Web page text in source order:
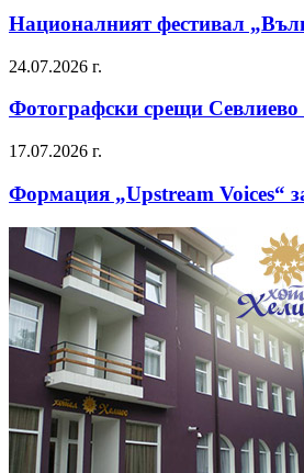
Националният фестивал
24.07.2026 г.
Фотографски срещи Севлиево
17.07.2026 г.
Формация „Upstream Voices“